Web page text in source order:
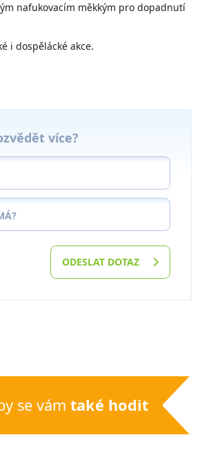
nafukovacím měkkým pro dopadnutí
i dospělácké akce.
více?
ODESLAT DOTAZ
se vám také hodit